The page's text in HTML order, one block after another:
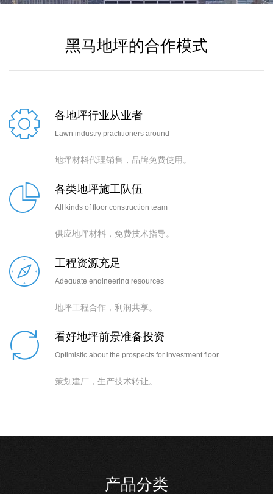
黑马地坪的合作模式
各地坪行业从业者
Lawn industry practitioners around
地坪材料代理销售，品牌免费使用。
各类地坪施工队伍
All kinds of floor construction team
供应地坪材料，免费技术指导。
工程资源充足
Adequate engineering resources
地坪工程合作，利润共享。
看好地坪前景准备投资
Optimistic about the prospects for investment floor
策划建厂，生产技术转让。
产品分类